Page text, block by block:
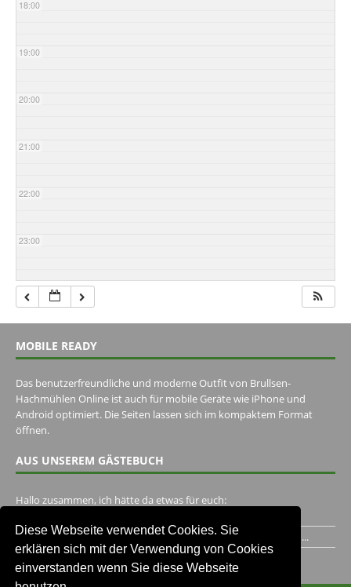
Diese Webseite verwendet Cookies. Sie
erklären sich mit der Verwendung von Cookies
einverstanden wenn Sie diese Webseite
18:00
19:00
20:00
21:00
22:00
23:00
MOBILE READY
Das benutzerfreundliche und moderne Outfit von Brullsen-
Hachmühlen Online ist auch für mobile Geräte wie iPhone und
Android optimiert. Die Seiten lassen sich im kompaktem Format
öffnen.
AUS UNSEREM GÄSTEBUCH
Hallo zusammen, ich hätte da etwas für euch:
Ich habe ein Jahr im Gasthaus Hugo Pape verbracht..Habe ihn...
Unser Gästebuch besuchen